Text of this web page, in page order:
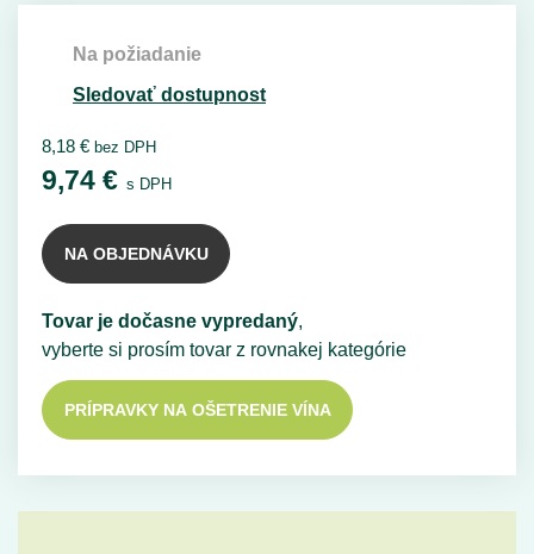
Na požiadanie
Sledovať dostupnost
8,18 € bez DPH
9,74 € s DPH
NA OBJEDNÁVKU
Tovar je dočasne vypredaný,
vyberte si prosím tovar z rovnakej kategórie
PRÍPRAVKY NA OŠETRENIE VÍNA